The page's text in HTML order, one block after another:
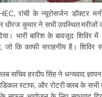
रांची के न्यूरोसर्जन डॉक्टर
धीरज कुमार ने सभी उपस्थित मरीजों
भारी बारिश के बावजूद शिविर
जो कि काफी सराहनीय है।
सचिव हरदीप सिंह ने धन्यवाद
स्टाफ, और रोटरी क्लब के सभी